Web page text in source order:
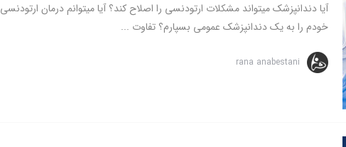
آیا دندانپزشک میتواند مشکلات ارتودنسی را اصلاح کند؟ آیا میتوانم درمان ارتودنسی
خودم را به یک دندانپزشک عمومی بسپارم؟ تفاوت ...
rana anabestani